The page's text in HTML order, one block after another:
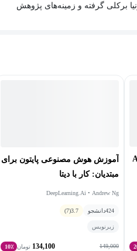
برکلی گرفته و زمینه‌های پژوهش
آموزش هوش مصنوعی پایتون برای
مبتدیان: کار با دیتا
DeepLearning.Ai • Andrew Ng
424دانشجو 3.7
(7)
زیرنویس
149,000
134,100 تومان 10٪